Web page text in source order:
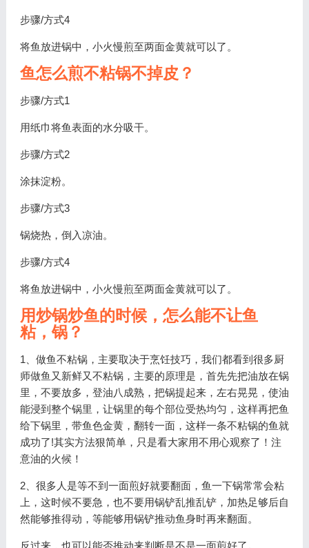
步骤/方式4
将鱼放进锅中，小火慢煎至两面金黄就可以了。
鱼怎么煎不粘锅不掉皮？
步骤/方式1
用纸巾将鱼表面的水分吸干。
步骤/方式2
涂抹淀粉。
步骤/方式3
锅烧热，倒入凉油。
步骤/方式4
将鱼放进锅中，小火慢煎至两面金黄就可以了。
用炒锅炒鱼的时候，怎么能不让鱼
粘，锅？
1、做鱼不粘锅，主要取决于烹饪技巧，我们都看到很多厨
师做鱼又新鲜又不粘锅，主要的原理是，首先先把油放在锅
里，不要放多，登油八成熟，把锅提起来，左右晃晃，使油
能浸到整个锅里，让锅里的每个部位受热均匀，这样再把鱼
给下锅里，带鱼色金黄，翻转一面，这样一条不粘锅的鱼就
成功了!其实方法狠简单，只是看大家用不用心观察了！注
意油的火候！
2、很多人是等不到一面煎好就要翻面，鱼一下锅常常会粘
上，这时候不要急，也不要用锅铲乱推乱铲，加热足够后自
然能够推得动，等能够用锅铲推动鱼身时再来翻面。